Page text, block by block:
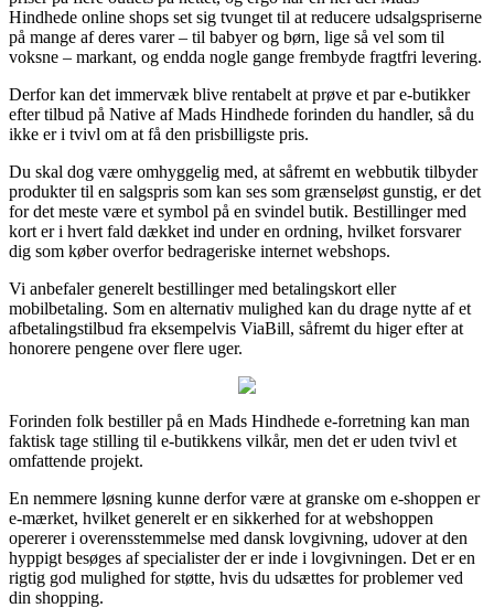
Hindhede online shops set sig tvunget til at reducere udsalgspriserne
på mange af deres varer – til babyer og børn, lige så vel som til
voksne – markant, og endda nogle gange frembyde fragtfri levering.
Derfor kan det immervæk blive rentabelt at prøve et par e-butikker
efter tilbud på Native af Mads Hindhede forinden du handler, så du
ikke er i tvivl om at få den prisbilligste pris.
Du skal dog være omhyggelig med, at såfremt en webbutik tilbyder
produkter til en salgspris som kan ses som grænseløst gunstig, er det
for det meste være et symbol på en svindel butik. Bestillinger med
kort er i hvert fald dækket ind under en ordning, hvilket forsvarer
dig som køber overfor bedrageriske internet webshops.
Vi anbefaler generelt bestillinger med betalingskort eller
mobilbetaling. Som en alternativ mulighed kan du drage nytte af et
afbetalingstilbud fra eksempelvis ViaBill, såfremt du higer efter at
honorere pengene over flere uger.
Forinden folk bestiller på en Mads Hindhede e-forretning kan man
faktisk tage stilling til e-butikkens vilkår, men det er uden tvivl et
omfattende projekt.
En nemmere løsning kunne derfor være at granske om e-shoppen er
e-mærket, hvilket generelt er en sikkerhed for at webshoppen
opererer i overensstemmelse med dansk lovgivning, udover at den
hyppigt besøges af specialister der er inde i lovgivningen. Det er en
rigtig god mulighed for støtte, hvis du udsættes for problemer ved
din shopping.